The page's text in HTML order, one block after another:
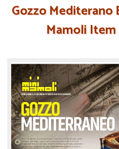
Gozzo Mediterano
Mamoli Item